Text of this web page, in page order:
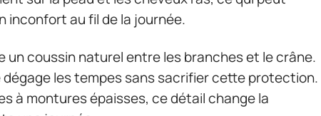
inconfort au fil de la journée.
un coussin naturel entre les branches et le crâne.
dégage les tempes sans sacrifier cette protection.
à montures épaisses, ce détail change la